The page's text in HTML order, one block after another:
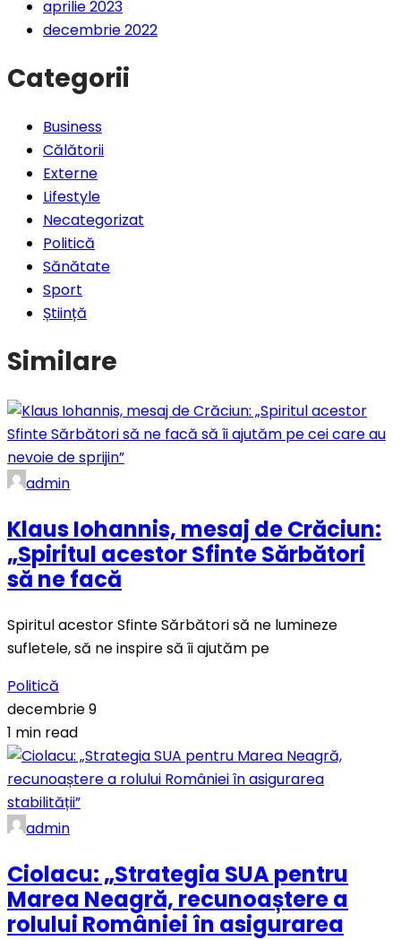
aprilie 2023
decembrie 2022
Categorii
Business
Călătorii
Externe
Lifestyle
Necategorizat
Politică
Sănătate
Sport
Știință
Similare
admin
Klaus Iohannis, mesaj de Crăciun:
„Spiritul acestor Sfinte Sărbători
să ne facă
Spiritul acestor Sfinte Sărbători să ne lumineze
sufletele, să ne inspire să îi ajutăm pe
Politică
decembrie 9
1 min read
admin
Ciolacu: „Strategia SUA pentru
Marea Neagră, recunoaștere a
rolului României în asigurarea